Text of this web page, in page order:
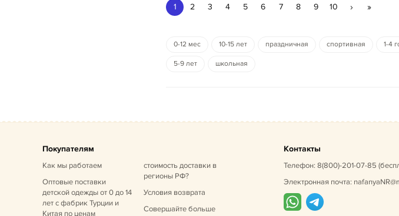
1 2 3 4 5 6 7 8 9 10 › »
0-12 мес 10-15 лет праздничная спортивная 1-4
5-9 лет школьная
Покупателям
Как мы работаем
Оптовые поставки
детской одежды от 0 до 14
летс фабрик Турции и
Китая по ценам
стоимость доставки в
регионы РФ?
Условия возврата
Совершайте больше
Контакты
Телефон: 8(800)-201-07-85
Электронная почта: